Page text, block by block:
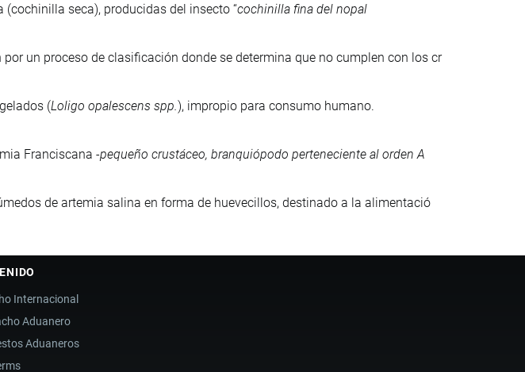
(cochinilla seca), producidas del insecto “cochinilla fina del nopal
un proceso de clasificación donde se determina que no cumplen con los cr
(Loligo opalescens spp.), impropio para consumo humano.
Franciscana -pequeño crustáceo, branquiópodo perteneciente al orden A
de artemia salina en forma de huevecillos, destinado a la alimentació
Internacional
Aduanero
Aduaneros